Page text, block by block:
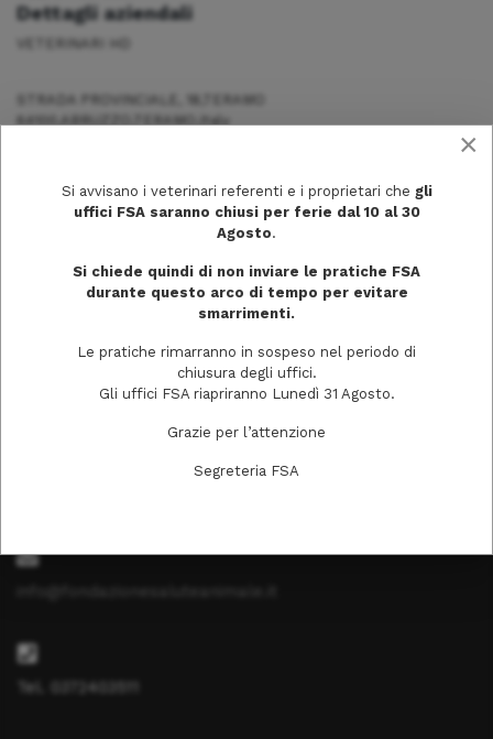
Dettagli aziendali
64100,ABRUZZO,TERAMO,Italy
Tel. 0372403511
×
Si avvisano i veterinari referenti e i proprietari che gli
uffici FSA saranno chiusi per ferie dal 10 al 30
Agosto.
Si chiede quindi di non inviare le pratiche FSA
durante questo arco di tempo per evitare
smarrimenti.
Le pratiche rimarranno in sospeso nel periodo di
chiusura degli uffici.
Gli uffici FSA riapriranno Lunedì 31 Agosto.
Grazie per l’attenzione
Segreteria FSA